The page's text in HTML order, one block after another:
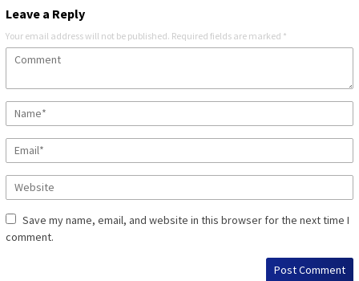
Leave a Reply
Your email address will not be published. Required fields are marked *
Save my name, email, and website in this browser for the next time I
comment.